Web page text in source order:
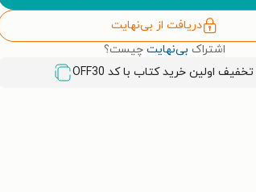
دریافت از بی‌نهایت
اشتراک بی‌نهایت چیست؟
OFF30